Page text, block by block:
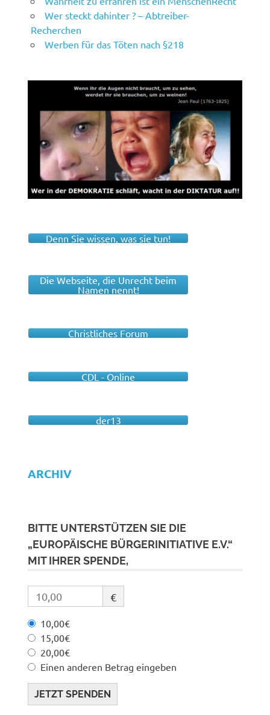
Wer steckt dahinter ? – Abtreiber-
Recherchen
Werben für das Töten nach §218
Denn Sie wissen, was sie tun!
Die Webseite, die Unrecht beim
Namen nennt!
Christliches Forum
CDL - Online
der13
ARCHIV
BITTE UNTERSTÜTZEN SIE DIE
„EUROPÄISCHE BÜRGERINITIATIVE E.V.“
MIT IHRER SPENDE,
€
10,00€
15,00€
20,00€
Einen anderen Betrag eingeben
JETZT SPENDEN